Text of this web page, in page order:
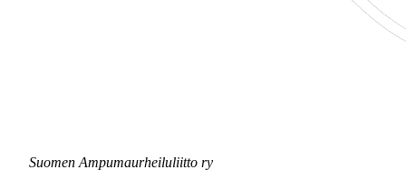
Suomen Ampumaurheiluliitto ry